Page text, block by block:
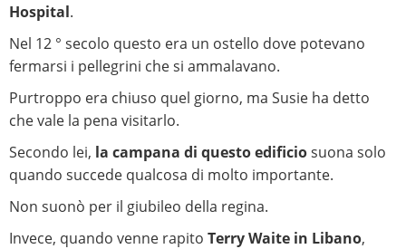
Hospital.
Nel 12 ° secolo questo era un ostello dove potevano
fermarsi i pellegrini che si ammalavano.
Purtroppo era chiuso quel giorno, ma Susie ha detto
che vale la pena visitarlo.
Secondo lei, la campana di questo edificiosuona solo
quando succede qualcosa di molto importante.
Non suonò per il giubileo della regina.
Invece, quando venne rapito Terry Waite in Libano,